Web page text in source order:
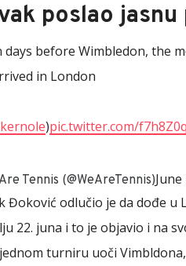
poslao
days before Wimbledon, the
in London
)pic.twitter.com/
Tennis (@WeAreTennis)June
Đoković odlučio je da dođe u
22. juna i to je objavio i na
turniru uoči